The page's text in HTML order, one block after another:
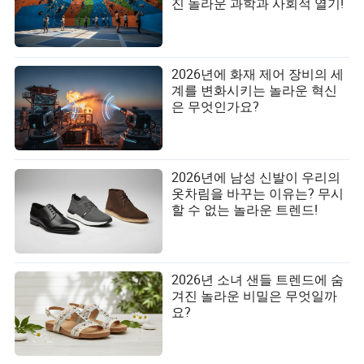
진 놀라운 과학과 사회적 열기!
2026년에 화재 제어 장비의 세
계를 변화시키는 놀라운 혁신
은 무엇인가요?
2026년에 남성 신발이 우리의
옷차림을 바꾸는 이유는? 무시
할 수 없는 놀라운 트렌드!
2026년 소녀 샌들 트렌드에 숨
겨진 놀라운 비밀은 무엇일까
요?